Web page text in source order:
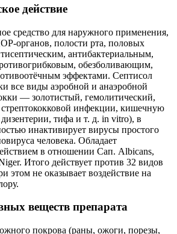
действие
средство для наружного применения,
органов, полости рта, половых
антибактериальным,
обезболивающим,
эффектами. Септисол
все виды аэробной и анаэробной
— золотистый, гемолитический,
инфекции, кишечную
дизентерии, тифа и т. д. in vitro), в
инактивирует вирусы простого
человека. Обладает
в отношении Сап. Albicans,
Итого действует против 32 видов
этом не оказывает воздействие на
веществ препарата
покрова (раны, ожоги, порезы,